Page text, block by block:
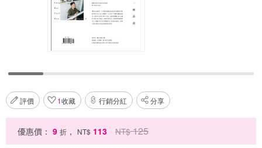
評價 1收藏 行銷分紅 分享
優惠價： 9 折 ， NT$ 113 NT$ 125